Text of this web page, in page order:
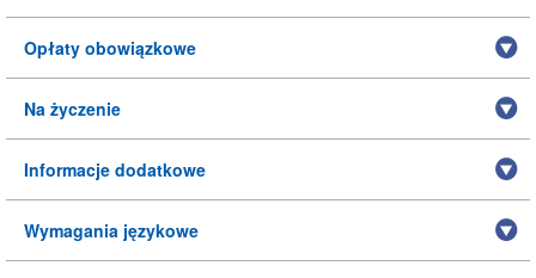
Opłaty obowiązkowe
Na życzenie
Informacje dodatkowe
Wymagania językowe